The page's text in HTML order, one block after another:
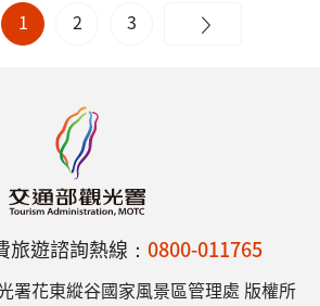
1 2 3
遊諮詢熱線： 0800-011765
署花東縱谷國家風景區管理處 版權所